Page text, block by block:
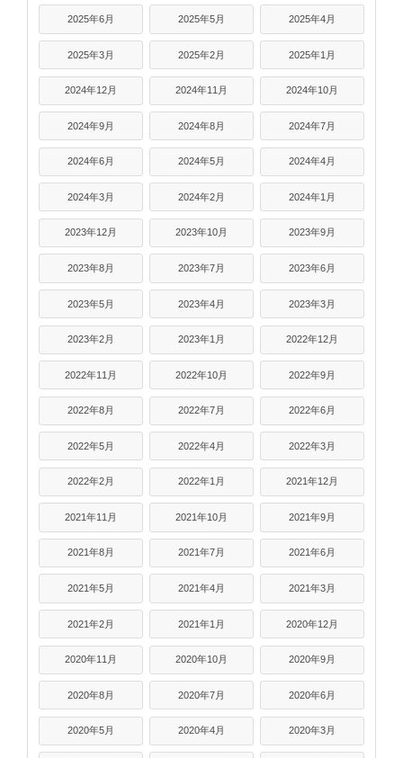
2025年6月 2025年5月 2025年4月
2025年3月 2025年2月 2025年1月
2024年12月 2024年11月 2024年10月
2024年9月 2024年8月 2024年7月
2024年6月 2024年5月 2024年4月
2024年3月 2024年2月 2024年1月
2023年12月 2023年10月 2023年9月
2023年8月 2023年7月 2023年6月
2023年5月 2023年4月 2023年3月
2023年2月 2023年1月 2022年12月
2022年11月 2022年10月 2022年9月
2022年8月 2022年7月 2022年6月
2022年5月 2022年4月 2022年3月
2022年2月 2022年1月 2021年12月
2021年11月 2021年10月 2021年9月
2021年8月 2021年7月 2021年6月
2021年5月 2021年4月 2021年3月
2021年2月 2021年1月 2020年12月
2020年11月 2020年10月 2020年9月
2020年8月 2020年7月 2020年6月
2020年5月 2020年4月 2020年3月